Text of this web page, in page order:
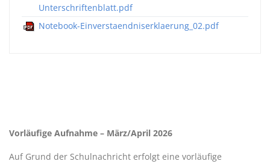
Unterschriftenblatt.pdf
Notebook-Einverstaendniserklaerung_02.pdf
Vorläufige Aufnahme – März/April 2026
Auf Grund der Schulnachricht erfolgt eine vorläufige